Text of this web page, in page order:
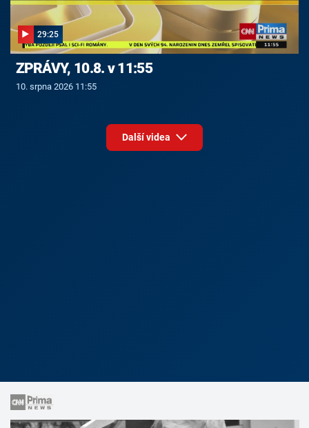
29:25
ZPRÁVY, 10.8. v 11:55
10. srpna 2026 11:55
Další videa